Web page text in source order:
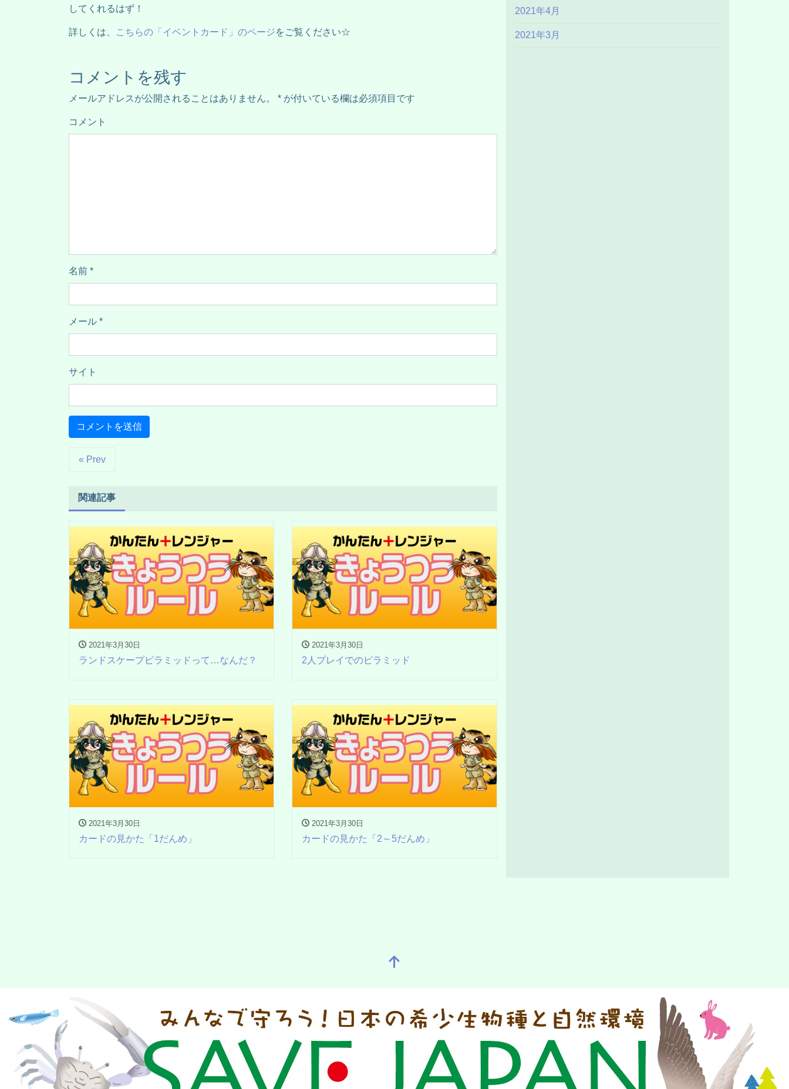
してくれるはず！
詳しくは、 こちらの「イベントカード」のページをご覧ください☆
コメントを残す
メールアドレスが公開されることはありません。 * が付いている欄は必須項目です
コメント
名前 *
メール *
サイト
« Prev
関連記事
2021年3月30日
ランドスケープピラミッドって…なんだ？
2021年3月30日
2人プレイでのピラミッド
2021年3月30日
カードの見かた「1だんめ」
2021年3月30日
カードの見かた「2～5だんめ」
2021年4月
2021年3月